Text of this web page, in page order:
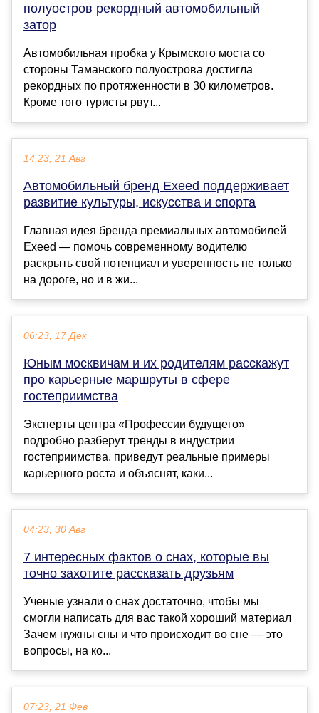
полуостров рекордный автомобильный
затор
Автомобильная пробка у Крымского моста со
стороны Таманского полуострова достигла
рекордных по протяженности в 30 километров.
Кроме того туристы рвут...
14:23, 21 Авг
Автомобильный бренд Exeed поддерживает
развитие культуры, искусства и спорта
Главная идея бренда премиальных автомобилей
Exeed — помочь современному водителю
раскрыть свой потенциал и уверенность не только
на дороге, но и в жи...
06:23, 17 Дек
Юным москвичам и их родителям расскажут
про карьерные маршруты в сфере
гостеприимства
Эксперты центра «Профессии будущего»
подробно разберут тренды в индустрии
гостеприимства, приведут реальные примеры
карьерного роста и объяснят, каки...
04:23, 30 Авг
7 интересных фактов о снах, которые вы
точно захотите рассказать друзьям
Ученые узнали о снах достаточно, чтобы мы
смогли написать для вас такой хороший материал
Зачем нужны сны и что происходит во сне — это
вопросы, на ко...
07:23, 21 Фев